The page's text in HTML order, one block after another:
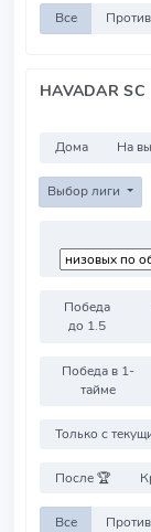
Все
HAVADAR SC
Дома На
Выбор лиги
Победа
до 1.5
Победа в 1-
тайме
Только с
После 🏆
Все